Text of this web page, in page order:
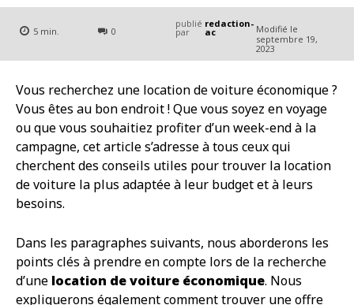
5 min. 0
publié
par
redaction-
ac
Modifié le
septembre 19,
2023
Vous recherchez une location de voiture économique ?
Vous êtes au bon endroit ! Que vous soyez en voyage
ou que vous souhaitiez profiter d’un week-end à la
campagne, cet article s’adresse à tous ceux qui
cherchent des conseils utiles pour trouver la location
de voiture la plus adaptée à leur budget et à leurs
besoins.
Dans les paragraphes suivants, nous aborderons les
points clés à prendre en compte lors de la recherche
d’une location de voiture économique. Nous
expliquerons également comment trouver une offre